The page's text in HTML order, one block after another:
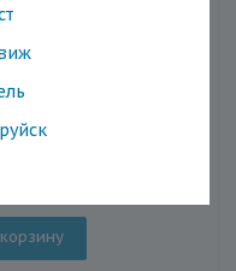
АТ53015 UNI
UNI